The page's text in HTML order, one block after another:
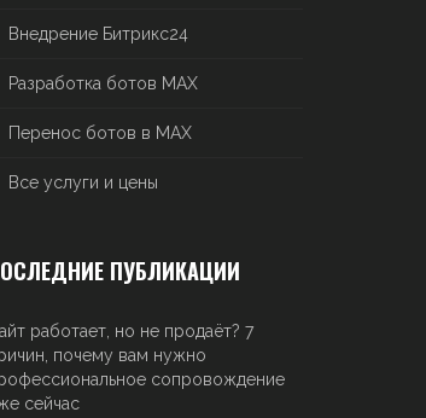
Внедрение Битрикс24
Разработка ботов MAX
Перенос ботов в MAX
Все услуги и цены
ПУБЛИКАЦИИ
работает, но не продаёт? 7
почему вам нужно
сопровождение
сейчас